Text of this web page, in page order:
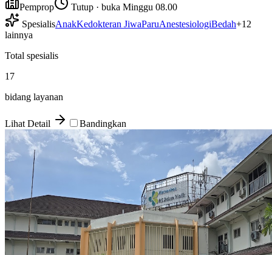
Pemprop
Tutup · buka Minggu 08.00
SpesialisAnakKedokteran JiwaParuAnestesiologiBedah+12
lainnya
Total spesialis
17
bidang layanan
Lihat Detail Bandingkan